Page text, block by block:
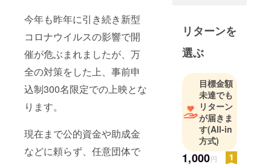
今年も昨年に引き続き新型
コロナウイルスの影響で開
催が危ぶまれましたが、万
全の対策をした上、事前申
込制300名限定での上映とな
ります。
現在まで公的資金や助成金
などに頼らず、任意団体で
プロジェク
トを通して
水戸の土
地、風土、
文化、人の
魅力に触れ
る期間。
茨城県の県
庁所在地で
リターンを
選ぶ
目標金額
未達でも
リターン
が届きま
す(All-in
方式)
1,000円